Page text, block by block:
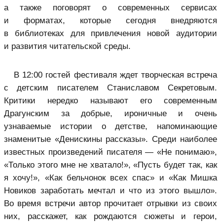
а также поговорят о современных сервисах
и форматах, которые сегодня внедряются
в библиотеках для привлечения новой аудитории
и развития читательской среды.
В 12:00 гостей фестиваля ждет творческая встреча
с детским писателем Станиславом Секретовым.
Критики нередко называют его современным
Драгунским за добрые, ироничные и очень
узнаваемые истории о детстве, напоминающие
знаменитые «Денискины рассказы». Среди наиболее
известных произведений писателя — «Не понимаю»,
«Только этого мне не хватало!», «Пусть будет так, как
я хочу!», «Как бельчонок всех спас» и «Как Мишка
Новиков заработать мечтал и что из этого вышло».
Во время встречи автор прочитает отрывки из своих
них, расскажет, как рождаются сюжеты и герои,